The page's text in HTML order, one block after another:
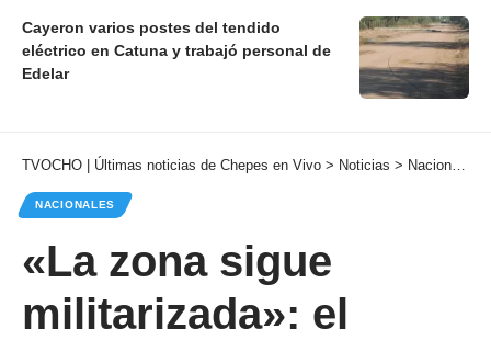
Cayeron varios postes del tendido
eléctrico en Catuna y trabajó personal de
Edelar
TVOCHO | Últimas noticias de Chepes en Vivo > Noticias > Nacionales
NACIONALES
«La zona sigue
militarizada»: el